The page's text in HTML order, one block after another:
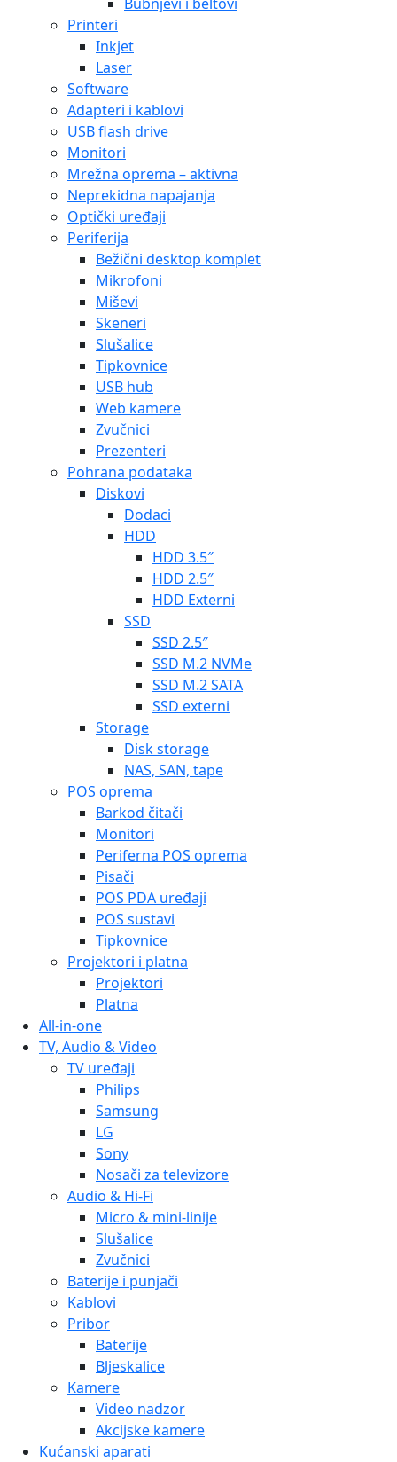
Printeri
Inkjet
Laser
Software
Adapteri i kablovi
USB flash drive
Monitori
Mrežna oprema – aktivna
Neprekidna napajanja
Optički uređaji
Periferija
Bežični desktop komplet
Mikrofoni
Miševi
Skeneri
Slušalice
Tipkovnice
USB hub
Web kamere
Zvučnici
Prezenteri
Pohrana podataka
Diskovi
Dodaci
HDD
HDD 3.5″
HDD 2.5″
HDD Externi
SSD
SSD 2.5″
SSD M.2 NVMe
SSD M.2 SATA
SSD externi
Storage
Disk storage
NAS, SAN, tape
POS oprema
Barkod čitači
Monitori
Periferna POS oprema
Pisači
POS PDA uređaji
POS sustavi
Tipkovnice
Projektori i platna
Projektori
Platna
All-in-one
TV, Audio & Video
TV uređaji
Philips
Samsung
LG
Sony
Nosači za televizore
Audio & Hi-Fi
Micro & mini-linije
Slušalice
Zvučnici
Baterije i punjači
Kablovi
Pribor
Baterije
Bljeskalice
Kamere
Video nadzor
Akcijske kamere
Kućanski aparati